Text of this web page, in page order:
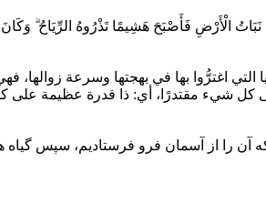
التي اغترُّوا بها في بهجتها وسرعة
كل شيء مقتدرًا، أي: ذا قدرة عظيمة
که آن را از آسمان فرو فرستادیم،